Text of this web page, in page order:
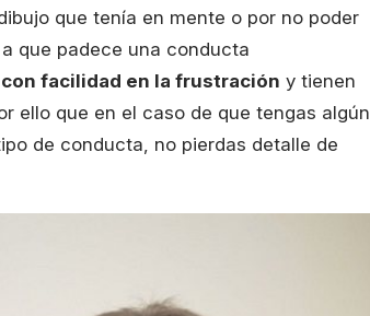
que tenía en mente o por no poder
que padece una conducta
facilidad en la frustración y tienen
ello que en el caso de que tengas algún
de conducta, no pierdas detalle de